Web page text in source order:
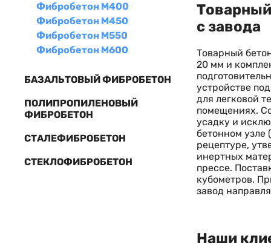
Фибробетон М400
Фибробетон М450
Фибробетон М550
Фибробетон М600
БАЗАЛЬТОВЫЙ ФИБРОБЕТОН
ПОЛИПРОПИЛЕНОВЫЙ
ФИБРОБЕТОН
СТАЛЕФИБРОБЕТОН
СТЕКЛОФИБРОБЕТОН
с завода
Товарный
20 мм и
устройстве
для легковой
помещениях.
усадку и
бетонном узле
рецептуре,
инертных
прессе.
кубометров.
завод
Наши